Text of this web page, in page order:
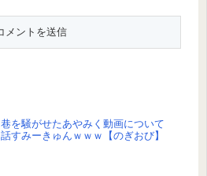
巷を騒がせたあやみく動画について
話すみーきゅんｗｗｗ【のぎおび】